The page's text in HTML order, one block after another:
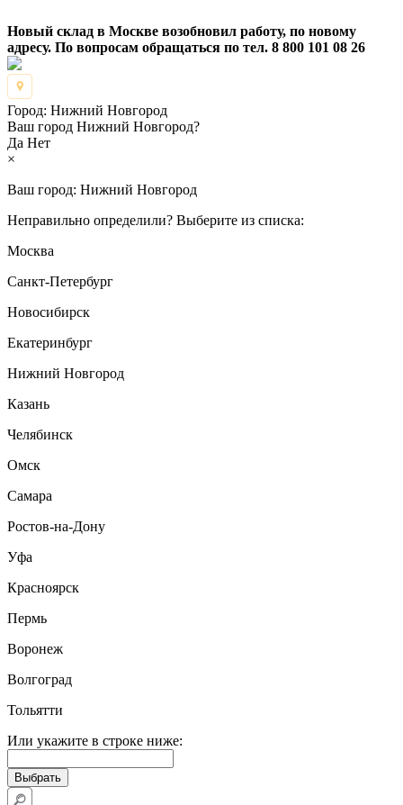
Новый склад в Москве возобновил работу, по новому
адресу. По вопросам обращаться по тел. 8 800 101 08 26
Город: Нижний Новгород
Ваш город Нижний Новгород?
Да Нет
×
Ваш город: Нижний Новгород
Неправильно определили? Выберите из списка:
Москва
Санкт-Петербург
Новосибирск
Екатеринбург
Нижний Новгород
Казань
Челябинск
Омск
Самара
Ростов-на-Дону
Уфа
Красноярск
Пермь
Воронеж
Волгоград
Тольятти
Или укажите в строке ниже: